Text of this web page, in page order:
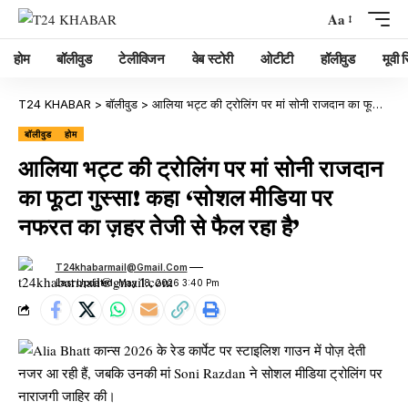
Aa
होम बॉलीवुड टेलीविजन वेब स्टोरी ओटीटी हॉलीवुड मूवी
T24 KHABAR >बॉलीवुड > आलिया भट्ट की ट्रोलिंग पर मां सोनी राजदान का फूटा गुस्सा! कहा ‘सोशल मीडिया पर नफरत का ज़हर तेजी से फैल रहा है’
बॉलीवुड होम
आलिया भट्ट की ट्रोलिंग पर मां सोनी राजदान
का फूटा गुस्सा! कहा ‘सोशल मीडिया पर
नफरत का ज़हर तेजी से फैल रहा है’
Last Updated: May 18, 2026 3:40 Pm
T24khabarmail@gmail.com